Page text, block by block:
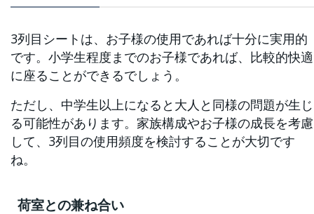
3列目シートは、お子様の使用であれば十分に実用的
です。小学生程度までのお子様であれば、比較的快適
に座ることができるでしょう。
ただし、中学生以上になると大人と同様の問題が生じ
る可能性があります。家族構成やお子様の成長を考慮
して、3列目の使用頻度を検討することが大切です
ね。
荷室との兼ね合い